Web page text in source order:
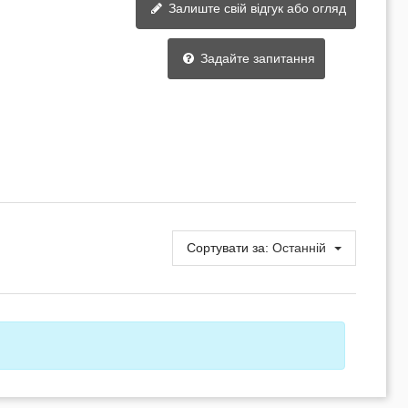
Залиште свій відгук або огляд
Задайте запитання
Сортувати за: Останній